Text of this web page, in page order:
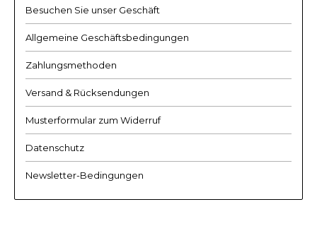
Besuchen Sie unser Geschäft
Allgemeine Geschäftsbedingungen
Zahlungsmethoden
Versand & Rücksendungen
Musterformular zum Widerruf
Datenschutz
Newsletter-Bedingungen